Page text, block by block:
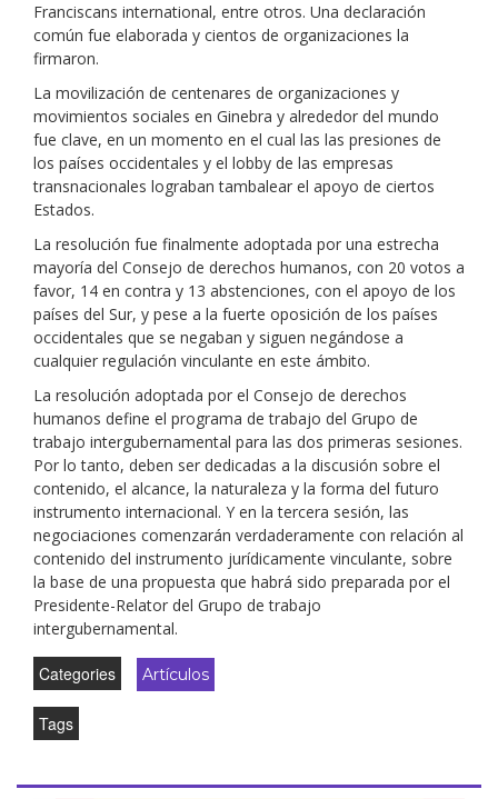
Franciscans international, entre otros. Una declaración
común fue elaborada y cientos de organizaciones la
firmaron.
La movilización de centenares de organizaciones y
movimientos sociales en Ginebra y alrededor del mundo
fue clave, en un momento en el cual las las presiones de
los países occidentales y el lobby de las empresas
transnacionales lograban tambalear el apoyo de ciertos
Estados.
La resolución fue finalmente adoptada por una estrecha
mayoría del Consejo de derechos humanos, con 20 votos a
favor, 14 en contra y 13 abstenciones, con el apoyo de los
países del Sur, y pese a la fuerte oposición de los países
occidentales que se negaban y siguen negándose a
cualquier regulación vinculante en este ámbito.
La resolución adoptada por el Consejo de derechos
humanos define el programa de trabajo del Grupo de
trabajo intergubernamental para las dos primeras sesiones.
Por lo tanto, deben ser dedicadas a la discusión sobre el
contenido, el alcance, la naturaleza y la forma del futuro
instrumento internacional. Y en la tercera sesión, las
negociaciones comenzarán verdaderamente con relación al
contenido del instrumento jurídicamente vinculante, sobre
la base de una propuesta que habrá sido preparada por el
Presidente-Relator del Grupo de trabajo
intergubernamental.
Categories Artículos
Tags